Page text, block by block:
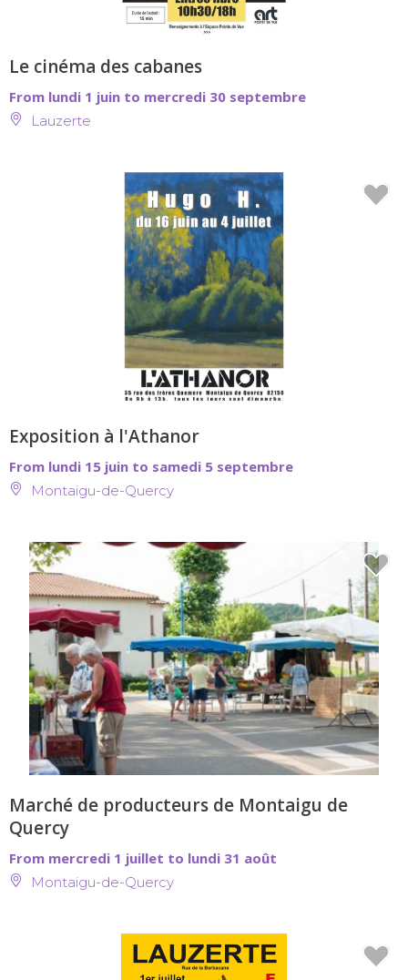
Le cinéma des cabanes
From lundi 1 juin to mercredi 30 septembre
Lauzerte
Exposition à l'Athanor
From lundi 15 juin to samedi 5 septembre
Montaigu-de-Quercy
Marché de producteurs de Montaigu de
Quercy
From mercredi 1 juillet to lundi 31 août
Montaigu-de-Quercy